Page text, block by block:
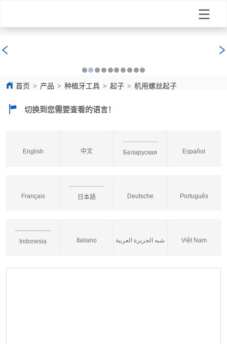
首页 > 产品 > 种植牙工具 > 起子 > 机用螺丝起子
切换到您需要查看的语言！
English 中文 Беларуская Español
Français 日本語 Deutsche Português
Indonesia Italiano شبه الجزيرة العربية Việt Nam